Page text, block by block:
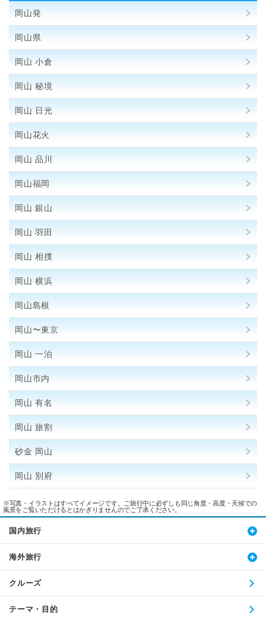
岡山発
岡山県
岡山 小倉
岡山 秘境
岡山 日光
岡山花火
岡山 品川
岡山福岡
岡山 銀山
岡山 羽田
岡山 相撲
岡山 横浜
岡山島根
岡山〜東京
岡山 一泊
岡山市内
岡山 有名
岡山 旅割
砂金 岡山
岡山 別府
※写真・イラストはすべてイメージです。ご旅行中に必ずしも同じ角度・高度・天候での
風景をご覧いただけるとはかぎりませんのでご了承ください。
国内旅行
海外旅行
クルーズ
テーマ・目的